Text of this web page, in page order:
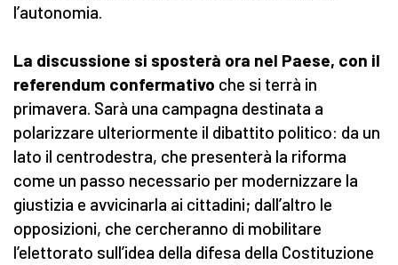
l’autonomia.
La discussione si sposterà ora nel Paese, con il
referendum confermativo che si terrà in
primavera. Sarà una campagna destinata a
polarizzare ulteriormente il dibattito politico: da un
lato il centrodestra, che presenterà la riforma
come un passo necessario per modernizzare la
giustizia e avvicinarla ai cittadini; dall’altro le
opposizioni, che cercheranno di mobilitare
l’elettorato sull’idea della difesa della Costituzione